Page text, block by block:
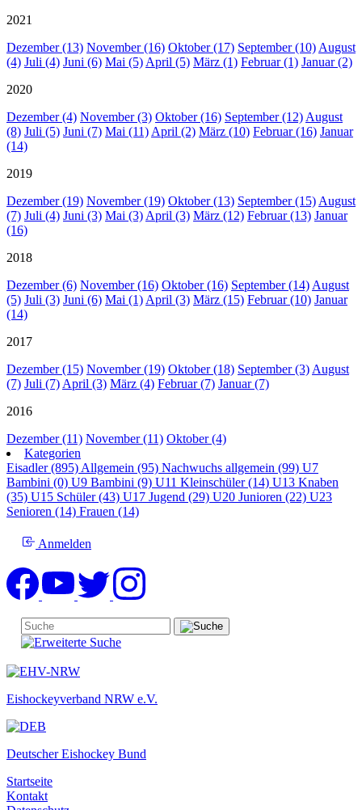
2021
Dezember (13) November (16) Oktober (17) September (10) August
(4) Juli (4) Juni (6) Mai (5) April (5) März (1) Februar (1) Januar (2)
2020
Dezember (4) November (3) Oktober (16) September (12) August
(8) Juli (5) Juni (7) Mai (11) April (2) März (10) Februar (16) Januar
(14)
2019
Dezember (19) November (19) Oktober (13) September (15) August
(7) Juli (4) Juni (3) Mai (3) April (3) März (12) Februar (13) Januar
(16)
2018
Dezember (6) November (16) Oktober (16) September (14) August
(5) Juli (3) Juni (6) Mai (1) April (3) März (15) Februar (10) Januar
(14)
2017
Dezember (15) November (19) Oktober (18) September (3) August
(7) Juli (7) April (3) März (4) Februar (7) Januar (7)
2016
Dezember (11) November (11) Oktober (4)
Kategorien
Eisadler (895) Allgemein (95) Nachwuchs allgemein (99) U7
Bambini (0) U9 Bambini (9) U11 Kleinschüler (14) U13 Knaben
(35) U15 Schüler (43) U17 Jugend (29) U20 Junioren (22) U23
Senioren (14) Frauen (14)
Anmelden
Eishockeyverband NRW e.V.
Deutscher Eishockey Bund
Startseite
Kontakt